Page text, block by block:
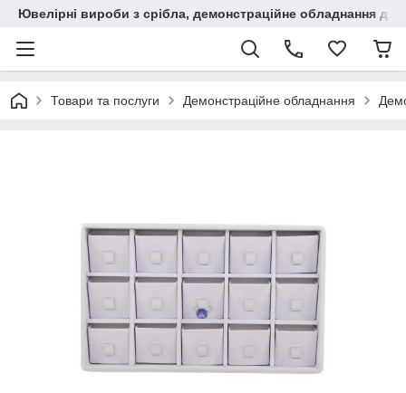
Ювелірні вироби з срібла, демонстраційне обладнання
Товари та послуги Демонстраційне обладнання